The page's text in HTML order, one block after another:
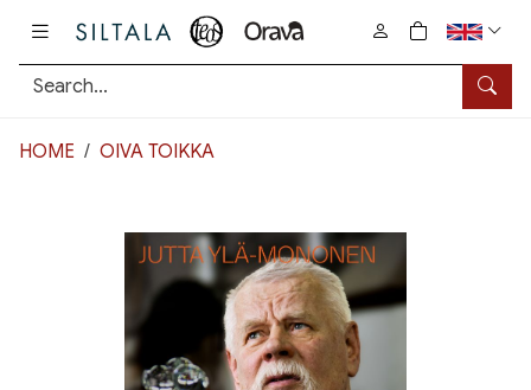
0
tuotetta
HOME OIVA TOIKKA